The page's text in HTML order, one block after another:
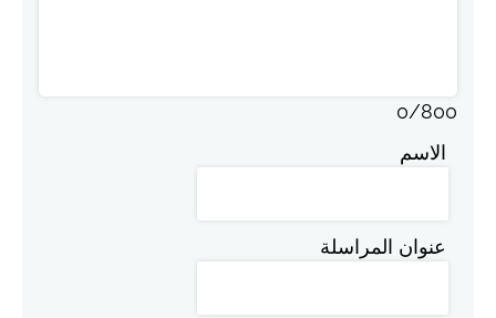
0/800
الاسم
عنوان المراسلة